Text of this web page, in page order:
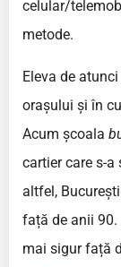
celular/
metode.
Eleva de
orașului și în
Acum școala
cartier care s-
altfel,
față de anii
mai sigur față